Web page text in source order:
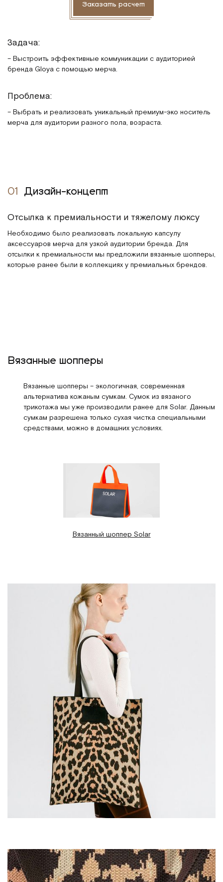
Заказать расчет
Задача:
– Выстроить эффективные коммуникации с аудиторией
бренда Gloya с помощью мерча.
Проблема:
– Выбрать и реализовать уникальный премиум-эко носитель
мерча для аудитории разного пола, возраста.
01 Дизайн-концепт
Отсылка к премиальности и тяжелому люксу
Необходимо было реализовать локальную капсулу
аксессуаров мерча для узкой аудитории бренда. Для
отсылки к премиальности мы предложили вязанные шопперы,
которые ранее были в коллекциях у премиальных брендов.
Вязанные шопперы
Вязанные шопперы – экологичная, современная
альтернатива кожаным сумкам. Сумок из вязаного
трикотажа мы уже производили ранее для Solar. Данным
сумкам разрешена только сухая чистка специальными
средствами, можно в домашних условиях.
Вязанный шоппер Solar